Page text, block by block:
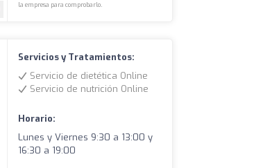
la empresa para comprobarlo.
Servicios y Tratamientos:
Servicio de dietética Online
Servicio de nutrición Online
Horario:
Lunes y Viernes 9:30 a 13:00 y
16:30 a 19:00